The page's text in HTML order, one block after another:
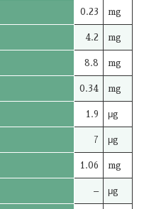
0.23 mg
4.2 mg
8.8 mg
0.34 mg
1.9 μg
7 μg
1.06 mg
– μg